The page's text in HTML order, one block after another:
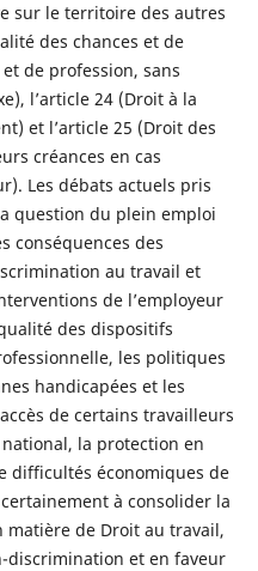
sur le territoire des autres
des chances et de
de profession, sans
l’article 24 (Droit à la
et l’article 25 (Droit des
créances en cas
Les débats actuels pris
question du plein emploi
conséquences des
au travail et
de l’employeur
des dispositifs
les politiques
handicapées et les
de certains travailleurs
la protection en
difficultés économiques de
à consolider la
de Droit au travail,
discrimination et en faveur